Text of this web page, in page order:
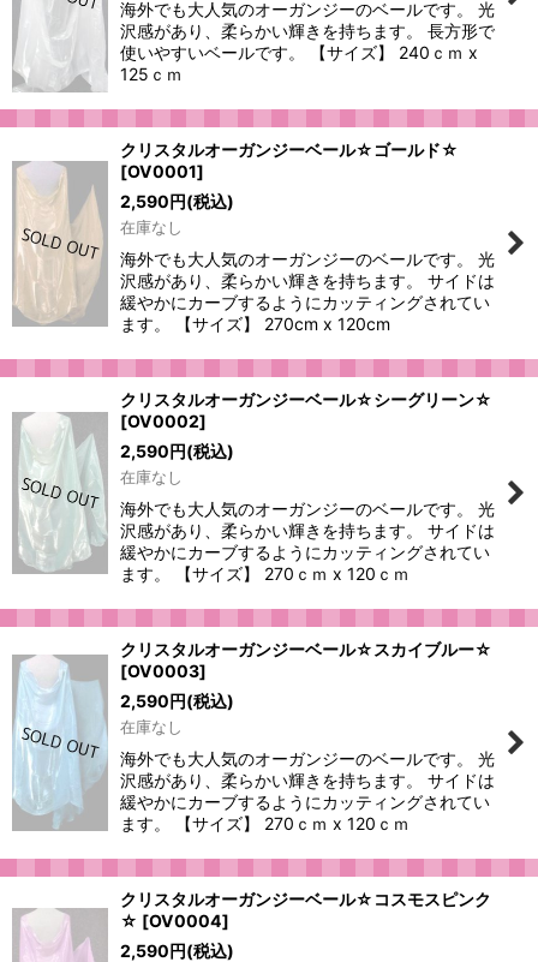
海外でも大人気のオーガンジーのベールです。 光
沢感があり、柔らかい輝きを持ちます。 長方形で
使いやすいベールです。 【サイズ】 240ｃｍ x
125ｃｍ
クリスタルオーガンジーベール☆ゴールド☆
[OV0001]
2,590円(税込)
在庫なし
海外でも大人気のオーガンジーのベールです。 光
沢感があり、柔らかい輝きを持ちます。 サイドは
緩やかにカーブするようにカッティングされてい
ます。 【サイズ】 270cm x 120cm
クリスタルオーガンジーベール☆シーグリーン☆
[OV0002]
2,590円(税込)
在庫なし
海外でも大人気のオーガンジーのベールです。 光
沢感があり、柔らかい輝きを持ちます。 サイドは
緩やかにカーブするようにカッティングされてい
ます。 【サイズ】 270ｃｍ x 120ｃｍ
クリスタルオーガンジーベール☆スカイブルー☆
[OV0003]
2,590円(税込)
在庫なし
海外でも大人気のオーガンジーのベールです。 光
沢感があり、柔らかい輝きを持ちます。 サイドは
緩やかにカーブするようにカッティングされてい
ます。 【サイズ】 270ｃｍ x 120ｃｍ
クリスタルオーガンジーベール☆コスモスピンク
☆ [OV0004]
2,590円(税込)